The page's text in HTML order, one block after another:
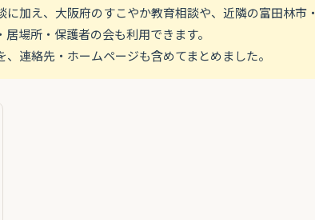
加え、大阪府のすこやか教育相談や、近隣の富田林市・
場所・保護者の会も利用できます。
連絡先・ホームページも含めてまとめました。